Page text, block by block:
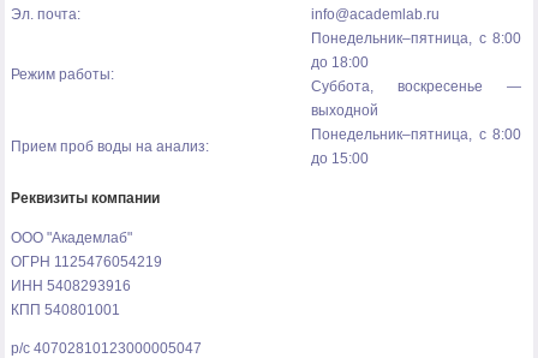
Эл. почта:
info@academlab.ru
Режим работы:
Понедельник–пятница, с 8:00
до 18:00
Суббота, воскресенье —
выходной
Прием проб воды на анализ:
Понедельник–пятница, с 8:00
до 15:00
Реквизиты компании
ООО "Академлаб"
ОГРН 1125476054219
ИНН 5408293916
КПП 540801001
р/с 40702810123000005047